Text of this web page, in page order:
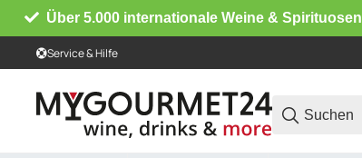
Über 5.000 internationale Weine & Spirituosen
Service & Hilfe